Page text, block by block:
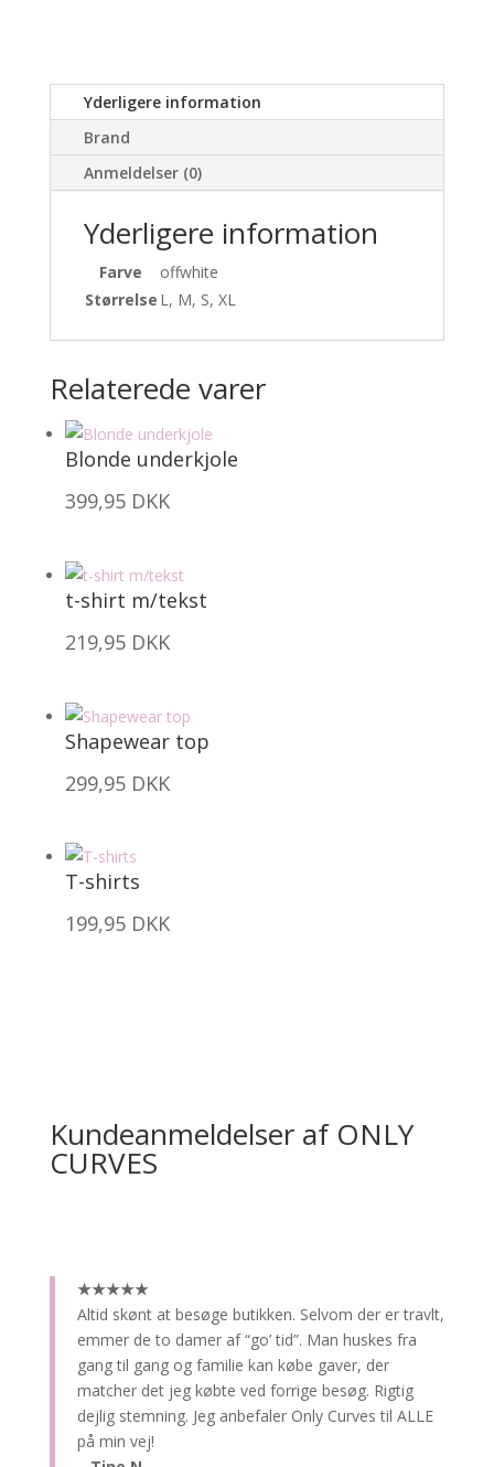
Yderligere information
Brand
Anmeldelser (0)
Yderligere information
Farve
offwhite
Størrelse L, M, S, XL
Relaterede varer
Blonde underkjole
399,95 DKK
t-shirt m/tekst
219,95 DKK
Shapewear top
299,95 DKK
T-shirts
199,95 DKK
Kundeanmeldelser af ONLY
CURVES
★★★★★
Altid skønt at besøge butikken. Selvom der er travlt,
emmer de to damer af “go’ tid”. Man huskes fra
gang til gang og familie kan købe gaver, der
matcher det jeg købte ved forrige besøg. Rigtig
dejlig stemning. Jeg anbefaler Only Curves til ALLE
på min vej!